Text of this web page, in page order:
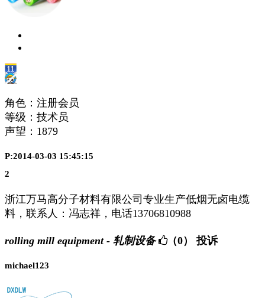
角色：注册会员
等级：技术员
声望： 1879
P:2014-03-03 15:45:15
2
浙江万马高分子材料有限公司专业生产低烟无卤电缆
料，联系人：冯志祥，电话13706810988
rolling mill equipment - 轧制设备 （0） 投诉
michael123